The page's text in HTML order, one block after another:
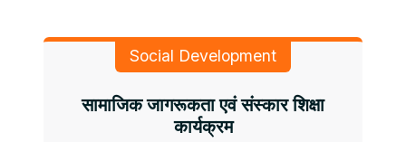
Social Development
सामाजिक जागरूकता एवं संस्कार शिक्षा
कार्यक्रम